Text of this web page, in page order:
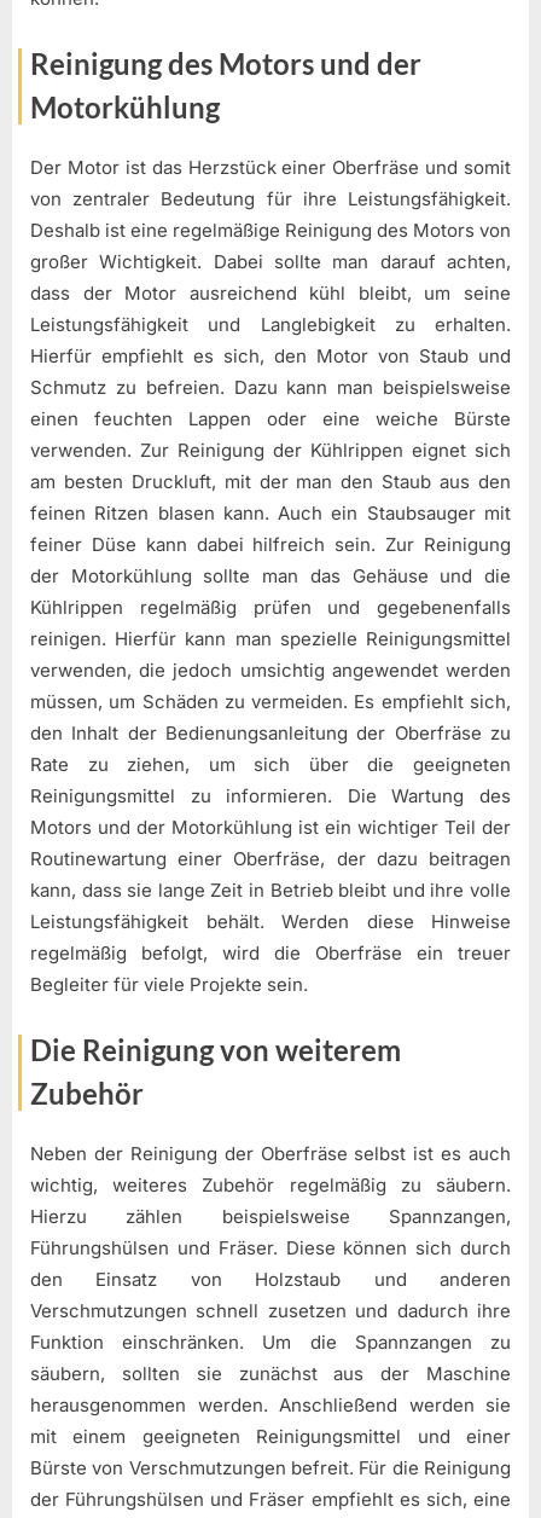
Reinigung des Motors und der
Motorkühlung
Der Motor ist das Herzstück einer Oberfräse und somit
von zentraler Bedeutung für ihre Leistungsfähigkeit.
Deshalb ist eine regelmäßige Reinigung des Motors von
großer Wichtigkeit. Dabei sollte man darauf achten,
dass der Motor ausreichend kühl bleibt, um seine
Leistungsfähigkeit und Langlebigkeit zu erhalten.
Hierfür empfiehlt es sich, den Motor von Staub und
Schmutz zu befreien. Dazu kann man beispielsweise
einen feuchten Lappen oder eine weiche Bürste
verwenden. Zur Reinigung der Kühlrippen eignet sich
am besten Druckluft, mit der man den Staub aus den
feinen Ritzen blasen kann. Auch ein Staubsauger mit
feiner Düse kann dabei hilfreich sein. Zur Reinigung
der Motorkühlung sollte man das Gehäuse und die
Kühlrippen regelmäßig prüfen und gegebenenfalls
reinigen. Hierfür kann man spezielle Reinigungsmittel
verwenden, die jedoch umsichtig angewendet werden
müssen, um Schäden zu vermeiden. Es empfiehlt sich,
den Inhalt der Bedienungsanleitung der Oberfräse zu
Rate zu ziehen, um sich über die geeigneten
Reinigungsmittel zu informieren. Die Wartung des
Motors und der Motorkühlung ist ein wichtiger Teil der
Routinewartung einer Oberfräse, der dazu beitragen
kann, dass sie lange Zeit in Betrieb bleibt und ihre volle
Leistungsfähigkeit behält. Werden diese Hinweise
regelmäßig befolgt, wird die Oberfräse ein treuer
Begleiter für viele Projekte sein.
Die Reinigung von weiterem
Zubehör
Neben der Reinigung der Oberfräse selbst ist es auch
wichtig, weiteres Zubehör regelmäßig zu säubern.
Hierzu zählen beispielsweise Spannzangen,
Führungshülsen und Fräser. Diese können sich durch
den Einsatz von Holzstaub und anderen
Verschmutzungen schnell zusetzen und dadurch ihre
Funktion einschränken. Um die Spannzangen zu
säubern, sollten sie zunächst aus der Maschine
herausgenommen werden. Anschließend werden sie
mit einem geeigneten Reinigungsmittel und einer
Bürste von Verschmutzungen befreit. Für die Reinigung
der Führungshülsen und Fräser empfiehlt es sich, eine